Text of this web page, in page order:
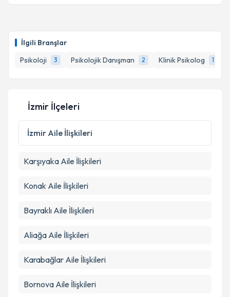
İlgili Branşlar
Psikoloji
3 Psikolojik Danışman 2 Klinik Psikolog 1
İzmir İlçeleri
İzmir Aile İlişkileri
Karşıyaka Aile İlişkileri
Konak Aile İlişkileri
Bayraklı Aile İlişkileri
Aliağa Aile İlişkileri
Karabağlar Aile İlişkileri
Bornova Aile İlişkileri